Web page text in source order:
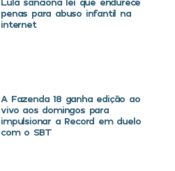
penas para abuso infantil na
internet
A Fazenda 18 ganha edição ao
vivo aos domingos para
impulsionar a Record em duelo
com o SBT